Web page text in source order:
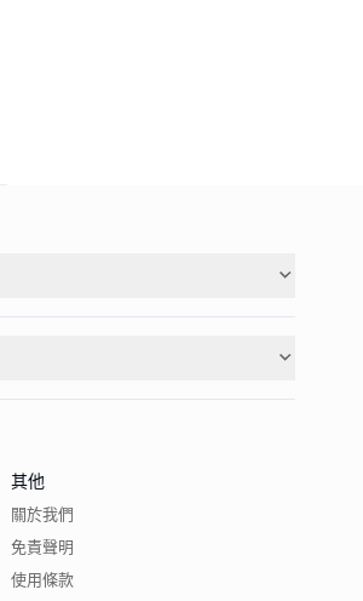
其他
關於我們
免責聲明
使用條款